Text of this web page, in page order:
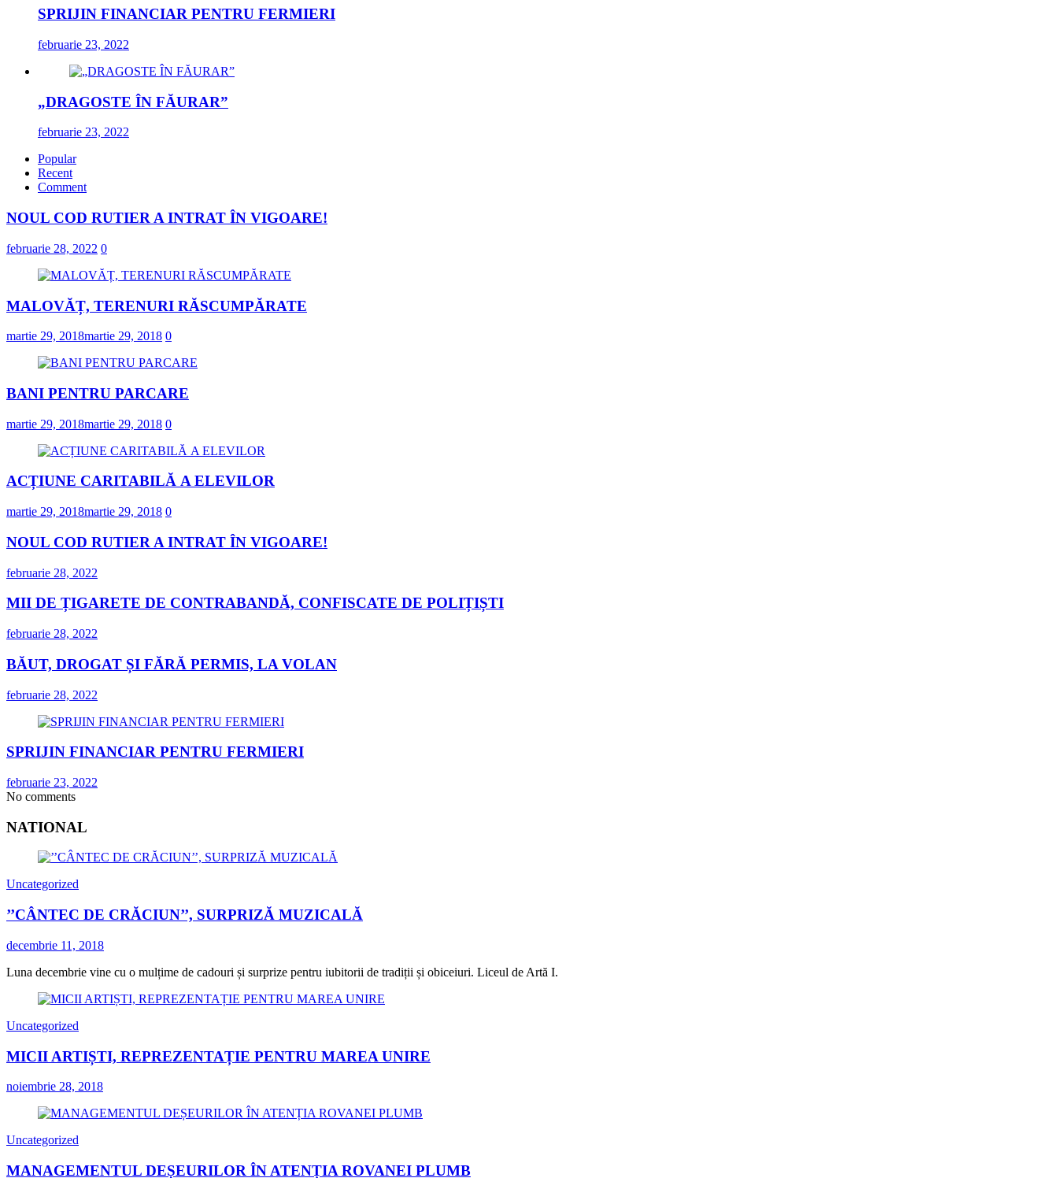
SPRIJIN FINANCIAR PENTRU FERMIERI
februarie 23, 2022
„DRAGOSTE ÎN FĂURAR”
februarie 23, 2022
Popular
Recent
Comment
NOUL COD RUTIER A INTRAT ÎN VIGOARE!
februarie 28, 2022 0
MALOVĂȚ, TERENURI RĂSCUMPĂRATE
martie 29, 2018martie 29, 2018 0
BANI PENTRU PARCARE
martie 29, 2018martie 29, 2018 0
ACȚIUNE CARITABILĂ A ELEVILOR
martie 29, 2018martie 29, 2018 0
NOUL COD RUTIER A INTRAT ÎN VIGOARE!
februarie 28, 2022
MII DE ȚIGARETE DE CONTRABANDĂ, CONFISCATE DE POLIȚIȘTI
februarie 28, 2022
BĂUT, DROGAT ȘI FĂRĂ PERMIS, LA VOLAN
februarie 28, 2022
SPRIJIN FINANCIAR PENTRU FERMIERI
februarie 23, 2022
No comments
NATIONAL
Uncategorized
’’CÂNTEC DE CRĂCIUN’’, SURPRIZĂ MUZICALĂ
decembrie 11, 2018
Luna decembrie vine cu o mulțime de cadouri și surprize pentru iubitorii de tradiții și obiceiuri. Liceul de Artă I.
Uncategorized
MICII ARTIȘTI, REPREZENTAȚIE PENTRU MAREA UNIRE
noiembrie 28, 2018
Uncategorized
MANAGEMENTUL DEȘEURILOR ÎN ATENȚIA ROVANEI PLUMB